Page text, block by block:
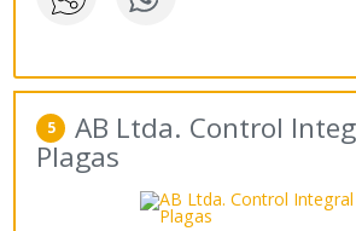
5 AB Ltda. Control
Plagas